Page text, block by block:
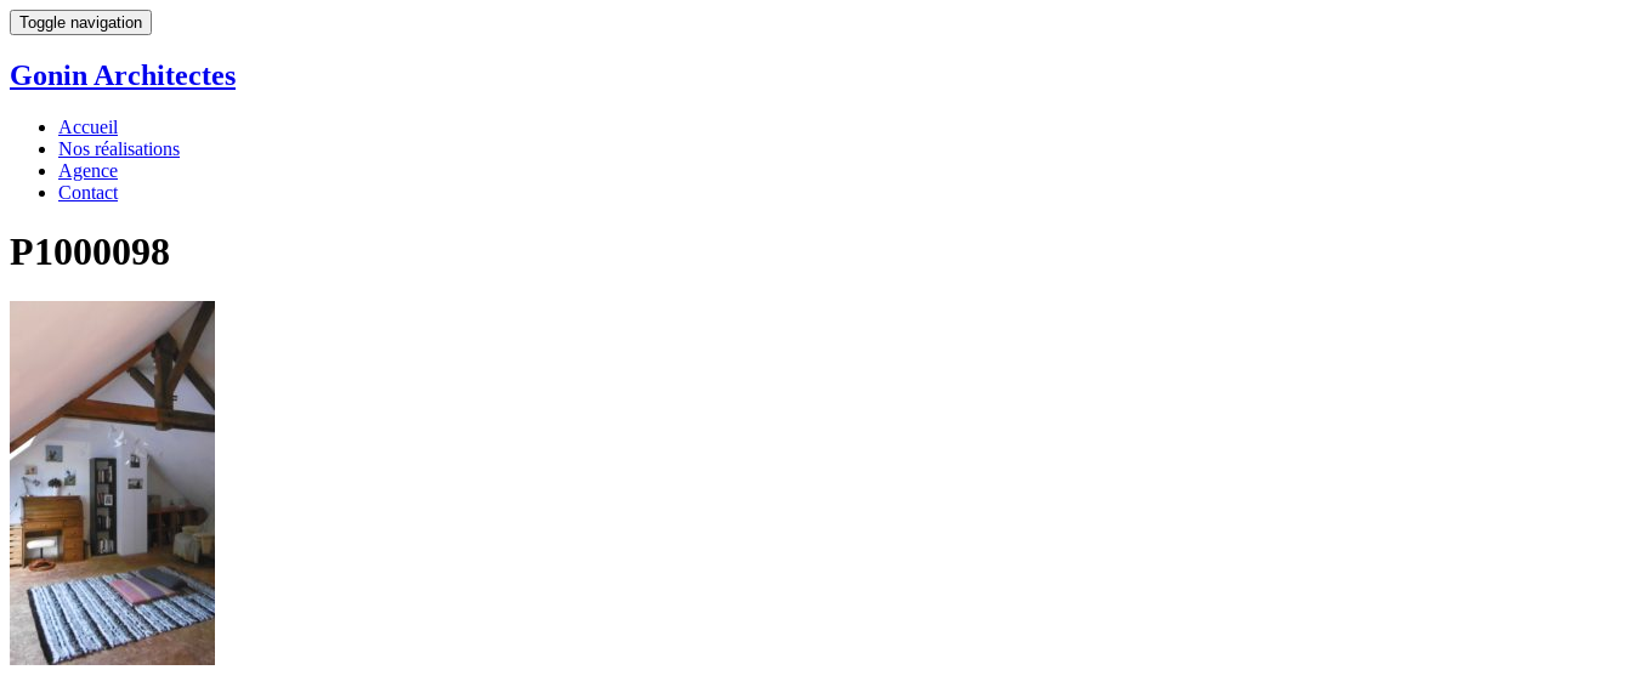
Toggle navigation
Gonin Architectes
Accueil
Nos réalisations
Agence
Contact
P1000098